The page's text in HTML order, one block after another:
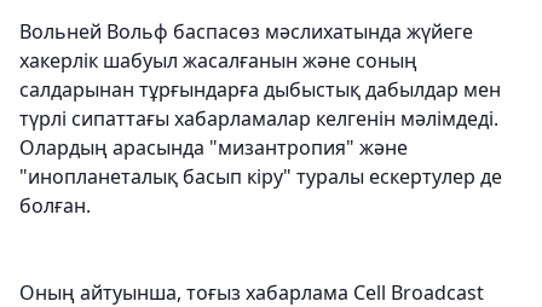
Вольней Вольф баспасөз мәслихатында жүйеге
хакерлік шабуыл жасалғанын және соның
салдарынан тұрғындарға дыбыстық дабылдар мен
түрлі сипаттағы хабарламалар келгенін мәлімдеді.
Олардың арасында "мизантропия" және
"инопланеталық басып кіру" туралы ескертулер де
болған.
Оның айтуынша, тоғыз хабарлама Cell Broadcast